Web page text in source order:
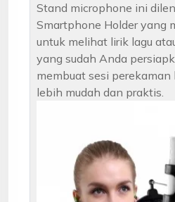
Stand microphone ini
Smartphone Holder yang
untuk melihat lirik lagu
yang sudah Anda
membuat sesi
lebih mudah dan praktis.